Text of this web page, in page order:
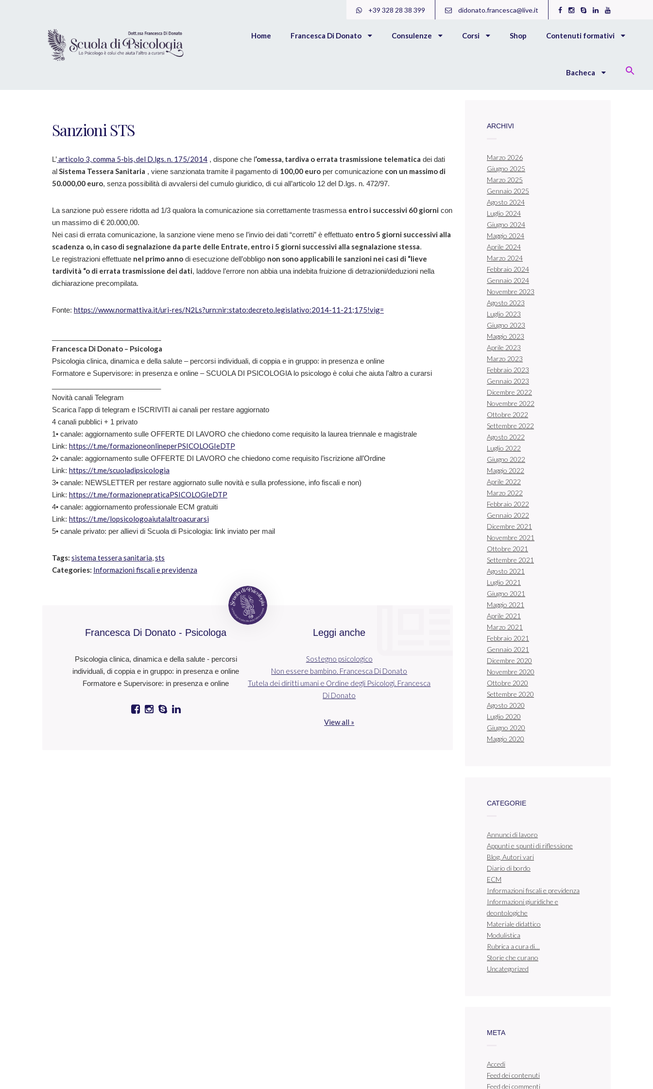
+39 328 28 38 399 didonato.francesca@live.it
Home Francesca Di Donato Consulenze Corsi Shop Contenuti formativi
Bacheca
Sanzioni STS
L’articolo 3, comma 5-bis, del D.lgs. n. 175/2014 , dispone che l‘omessa, tardiva o errata trasmissione telematica dei dati
alSistema Tessera Sanitaria , viene sanzionata tramite il pagamento di 100,00 euro per comunicazione con un massimo di
50.000,00 euro, senza possibilità di avvalersi del cumulo giuridico, di cui all’articolo 12 del D.lgs. n. 472/97.
La sanzione può essere ridotta ad 1/3 qualora la comunicazione sia correttamente trasmessa entro i successivi 60 giorni con
un massimo di € 20.000,00.
Nei casi di errata comunicazione, la sanzione viene meno se l’invio dei dati “corretti” è effettuato entro 5 giorni successivi alla
scadenza o, in caso di segnalazione da parte delle Entrate, entro i 5 giorni successivi alla segnalazione stessa.
Le registrazioni effettuate nel primo anno di esecuzione dell’obbligo non sono applicabili le sanzioni nei casi di “lieve
tardività “o di errata trasmissione dei dati, laddove l’errore non abbia una indebita fruizione di detrazioni/deduzioni nella
dichiarazione precompilata.
Fonte: https://www.normattiva.it/uri-res/N2Ls?urn:nir:stato:decreto.legislativo:2014-11-21;175!vig=
Francesca Di Donato – Psicologa
Psicologia clinica, dinamica e della salute – percorsi individuali, di coppia e in gruppo: in presenza e online
Formatore e Supervisore: in presenza e online – SCUOLA DI PSICOLOGIA lo psicologo è colui che aiuta l’altro a curarsi
Novità canali Telegram
Scarica l’app di telegram e ISCRIVITI ai canali per restare aggiornato
4 canali pubblici + 1 privato
1• canale: aggiornamento sulle OFFERTE DI LAVORO che chiedono come requisito la laurea triennale e magistrale
Link: https://t.me/formazioneonlineperPSICOLOGIeDTP
2• canale: aggiornamento sulle OFFERTE DI LAVORO che chiedono come requisito l’iscrizione all’Ordine
Link: https://t.me/scuoladipsicologia
3• canale: NEWSLETTER per restare aggiornato sulle novità e sulla professione, info fiscali e non)
Link: https://t.me/formazionepraticaPSICOLOGIeDTP
4• canale: aggiornamento professionale ECM gratuiti
Link: https://t.me/lopsicologoaiutalaltroacurarsi
5• canale privato: per allievi di Scuola di Psicologia: link inviato per mail
Tags: sistema tessera sanitaria,sts
Categories: Informazioni fiscali e previdenza
Francesca Di Donato - Psicologa
Psicologia clinica, dinamica e della salute - percorsi
individuali, di coppia e in gruppo: in presenza e online
Formatore e Supervisore: in presenza e online
Leggi anche
Sostegno psicologico
Non essere bambino. Francesca Di Donato
Tutela dei diritti umani e Ordine degli Psicologi. Francesca
Di Donato
View all »
ARCHIVI
Marzo 2026
Giugno 2025
Marzo 2025
Gennaio 2025
Agosto 2024
Luglio 2024
Giugno 2024
Maggio 2024
Aprile 2024
Marzo 2024
Febbraio 2024
Gennaio 2024
Novembre 2023
Agosto 2023
Luglio 2023
Giugno 2023
Maggio 2023
Aprile 2023
Marzo 2023
Febbraio 2023
Gennaio 2023
Dicembre 2022
Novembre 2022
Ottobre 2022
Settembre 2022
Agosto 2022
Luglio 2022
Giugno 2022
Maggio 2022
Aprile 2022
Marzo 2022
Febbraio 2022
Gennaio 2022
Dicembre 2021
Novembre 2021
Ottobre 2021
Settembre 2021
Agosto 2021
Luglio 2021
Giugno 2021
Maggio 2021
Aprile 2021
Marzo 2021
Febbraio 2021
Gennaio 2021
Dicembre 2020
Novembre 2020
Ottobre 2020
Settembre 2020
Agosto 2020
Luglio 2020
Giugno 2020
Maggio 2020
CATEGORIE
Annunci di lavoro
Appunti e spunti di riflessione
Blog. Autori vari
Diario di bordo
ECM
Informazioni fiscali e previdenza
Informazioni giuridiche e
deontologiche
Materiale didattico
Modulistica
Rubrica a cura di…
Storie che curano
Uncategorized
META
Accedi
Feed dei contenuti
Feed dei commenti